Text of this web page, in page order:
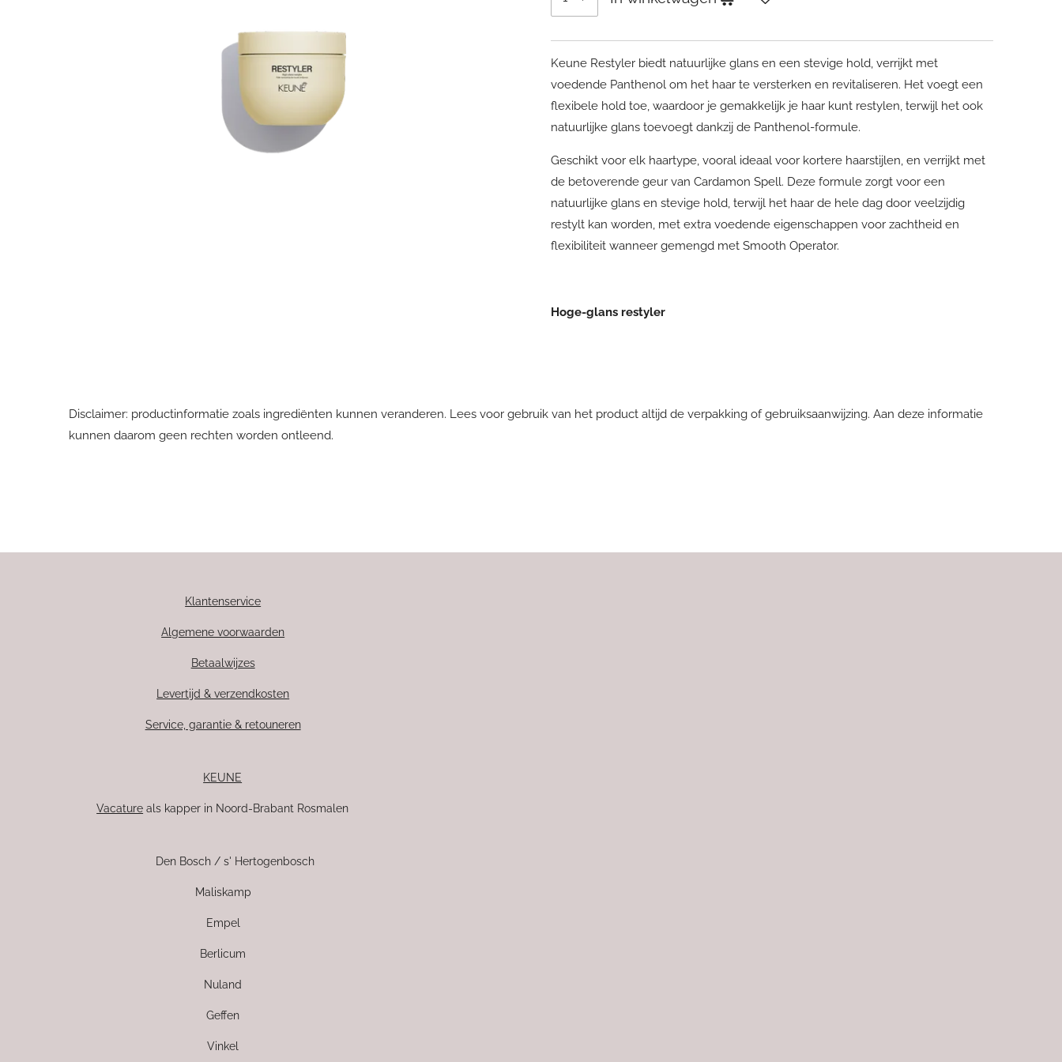
Keune Restyler biedt natuurlijke glans en een stevige hold, verrijkt met
voedende Panthenol om het haar te versterken en revitaliseren. Het voegt een
flexibele hold toe, waardoor je gemakkelijk je haar kunt restylen, terwijl het ook
natuurlijke glans toevoegt dankzij de Panthenol-formule.
Geschikt voor elk haartype, vooral ideaal voor kortere haarstijlen, en verrijkt met
de betoverende geur van Cardamon Spell. Deze formule zorgt voor een
natuurlijke glans en stevige hold, terwijl het haar de hele dag door veelzijdig
restylt kan worden, met extra voedende eigenschappen voor zachtheid en
flexibiliteit wanneer gemengd met Smooth Operator.
Hoge-glans restyler
Disclaimer: productinformatie zoals ingrediënten kunnen veranderen. Lees voor gebruik van het product altijd de verpakking of gebruiksaanwijzing. Aan deze informatie
kunnen daarom geen rechten worden ontleend.
Klantenservice
Algemene voorwaarden
Betaalwijzes
Levertijd & verzendkosten
Service, garantie & retouneren
KEUNE
Vacature als kapper in Noord-Brabant Rosmalen
Den Bosch / s' Hertogenbosch
Maliskamp
Empel
Berlicum
Nuland
Geffen
Vinkel